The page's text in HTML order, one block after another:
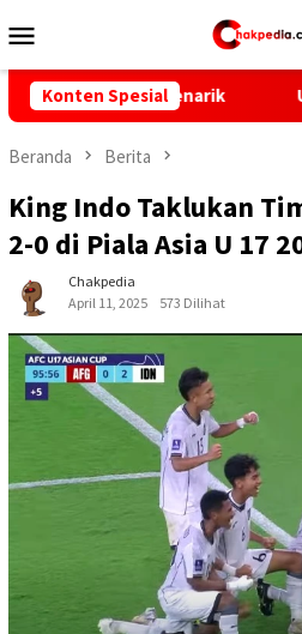
ke
Mobile
Konten Spesial
Menarik UBSI Serahkan
Beranda Berita
King Indo Taklukan
2-0 di Piala Asia U 17
Chakpedia
April 11, 2025
573 Dilihat